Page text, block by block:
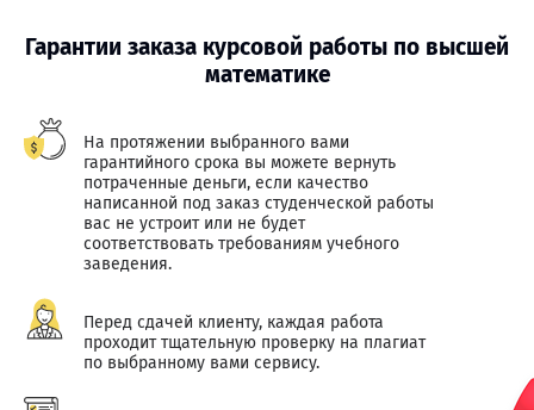
Гарантии заказа курсовой работы по высшей
математике
На протяжении выбранного вами
гарантийного срока вы можете вернуть
потраченные деньги, если качество
написанной под заказ студенческой работы
вас не устроит или не будет
соответствовать требованиям учебного
заведения.
Перед сдачей клиенту, каждая работа
проходит тщательную проверку на плагиат
по выбранному вами сервису.